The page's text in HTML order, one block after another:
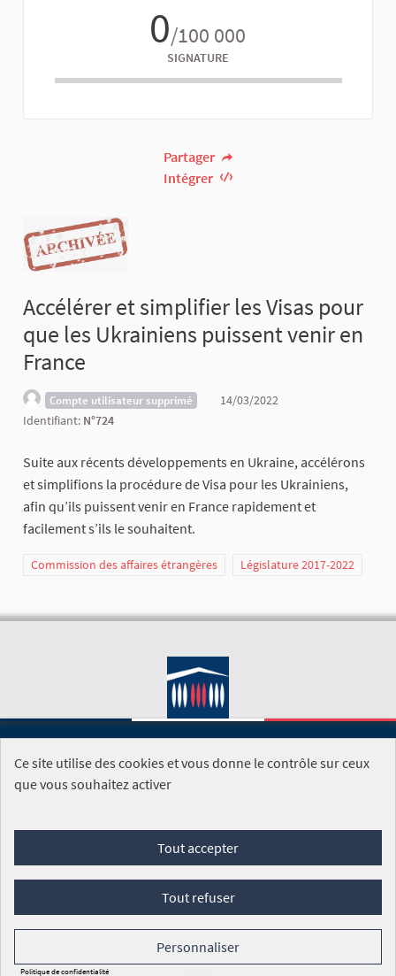
0/100 000
SIGNATURE
Partager
Intégrer
Accélérer et simplifier les Visas pour
que les Ukrainiens puissent venir en
France
Compte utilisateur supprimé
14/03/2022
Identifiant: N°724
Suite aux récents développements en Ukraine, accélérons
et simplifions la procédure de Visa pour les Ukrainiens,
afin qu’ils puissent venir en France rapidement et
facilement s’ils le souhaitent.
Commission des affaires étrangères Législature 2017-2022
SITE DE L'ASSEMBLÉE NATIONALE
Foire aux questions
Conditions générales d'utilisation (CGU)
Mentions légales
Cookies
Panneau de gestion des cookies
Ce site utilise des cookies et vous donne le contrôle sur ceux
que vous souhaitez activer
Tout accepter
Tout refuser
Personnaliser
Politique de confidentialité